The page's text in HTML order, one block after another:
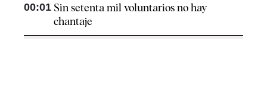
00:01 Sin setenta mil voluntarios no hay
chantaje